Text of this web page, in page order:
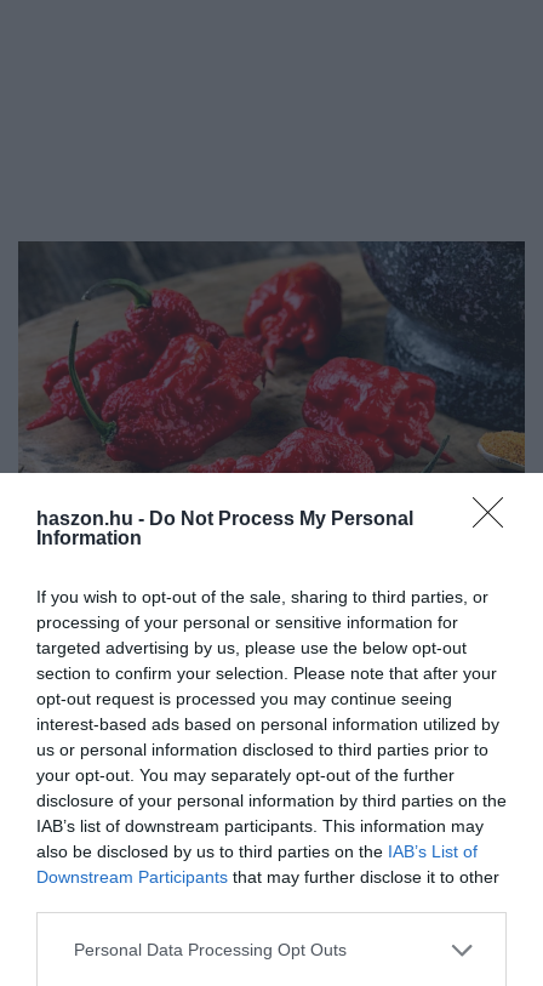
haszon.hu - Do Not Process My Personal
Information
If you wish to opt-out of the sale, sharing to third parties, or
processing of your personal or sensitive information for
targeted advertising by us, please use the below opt-out
section to confirm your selection. Please note that after your
opt-out request is processed you may continue seeing
interest-based ads based on personal information utilized by
us or personal information disclosed to third parties prior to
your opt-out. You may separately opt-out of the further
disclosure of your personal information by third parties on the
IAB’s list of downstream participants. This information may
also be disclosed by us to third parties on the IAB’s List of
Downstream Participants that may further disclose it to other
Please note that this website/app uses one or more Google
Personal Data Processing Opt Outs
NÖVÉNYTERMESZTÉS
Itthon is termesztik a világ legerősebb
chilipaprikáját
Jelentős a kereslet a különböző chilipaprikákból készült
termékekre Magyarországon. Ezért nem is olyan meglepő, hogy
hazánkban is számos chilifajtát termesztenek, köztük a világ
legerősebbikét.